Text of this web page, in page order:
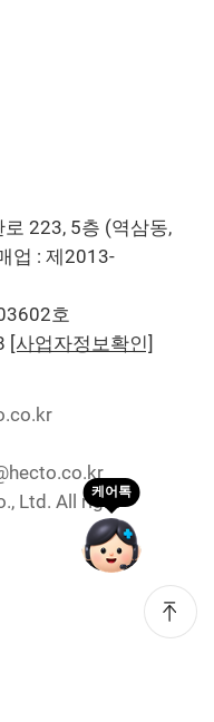
223, 5층 (역삼동,
업 : 제2013-
호
[사업자정보확인]
Ltd. All right